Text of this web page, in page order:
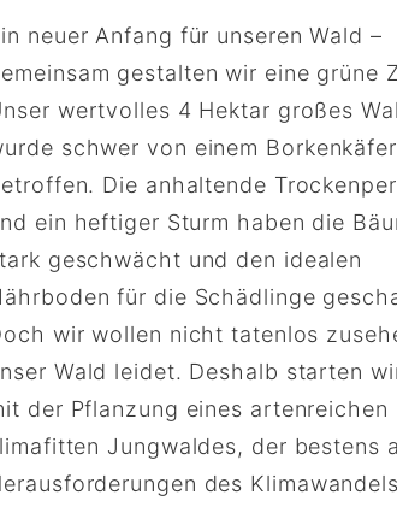
neuer Anfang für unseren Wald –
gestalten wir eine grüne
wertvolles 4 Hektar großes
schwer von einem
Die anhaltende
ein heftiger Sturm haben die
geschwächt und den idealen
für die Schädlinge
wir wollen nicht tatenlos
Wald leidet. Deshalb starten
der Pflanzung eines artenreichen
Jungwaldes, der bestens
des Klimawandels